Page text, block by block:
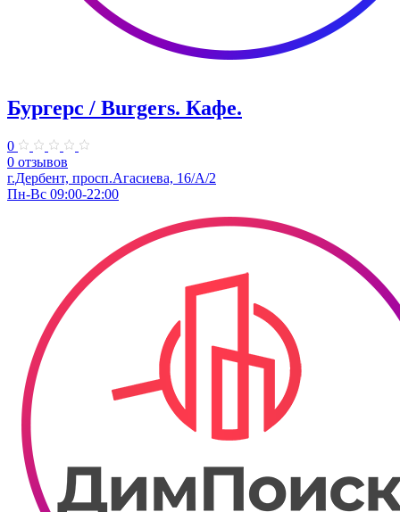
Бургерс / Burgers. Кафе.
0
0 отзывов
г.Дербент, ​просп.Агасиева, 16/А/2
Пн-Вс 09:00-22:00